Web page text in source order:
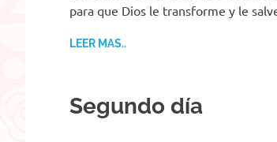
para que Dios le transforme y le
LEER MAS..
Segundo día